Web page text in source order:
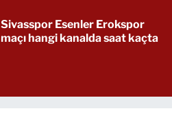
Sivasspor Esenler Erokspor
maçı hangi kanalda saat kaçta